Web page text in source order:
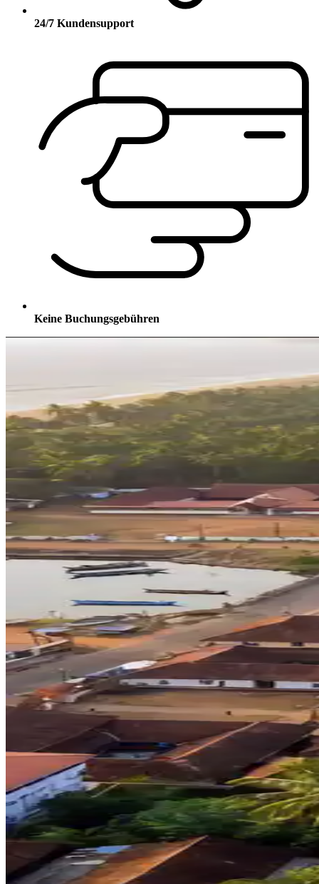
24/7 Kundensupport
Keine Buchungsgebühren